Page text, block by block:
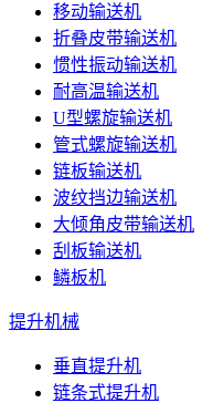
移动输送机
折叠皮带输送机
惯性振动输送机
耐高温输送机
U型螺旋输送机
管式螺旋输送机
链板输送机
波纹挡边输送机
大倾角皮带输送机
刮板输送机
鳞板机
提升机械
垂直提升机
链条式提升机